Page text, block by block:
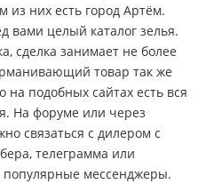
из них есть город Артём.
вами целый каталог зелья.
сделка занимает не более
товар так же
на подобных сайтах есть вся
На форуме или через
связаться с дилером с
телеграмма или
популярные мессенджеры.